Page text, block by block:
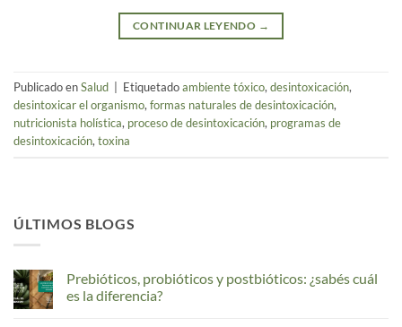
CONTINUAR LEYENDO →
Publicado enSalud Etiquetadoambiente tóxico, desintoxicación,
desintoxicar el organismo, formas naturales de desintoxicación,
nutricionista holística, proceso de desintoxicación, programas de
desintoxicación, toxina
ÚLTIMOS BLOGS
Prebióticos, probióticos y postbióticos: ¿sabés cuál
es la diferencia?